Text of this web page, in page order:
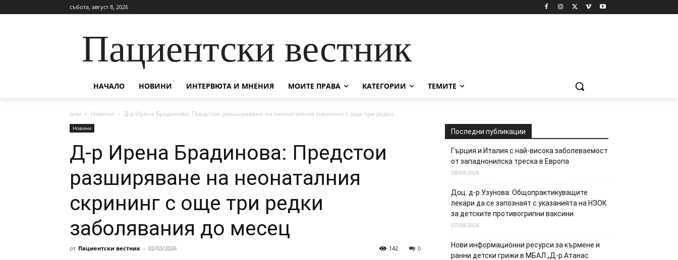
събота, август 8, 2026
Пациентски вестник
НАЧАЛО НОВИНИ ИНТЕРВЮТА И МНЕНИЯ МОИТЕ ПРАВА КАТЕГОРИИ ТЕМИТЕ
дом Новини Д-р Ирена Брадинова: Предстои разширяване на неонаталния скрининг с още три редки...
Новини
Д-р Ирена Брадинова: Предстои
разширяване на неонаталния
скрининг с още три редки
заболявания до месец
от Пациентски вестник - 02/03/2026 0
142
Последни публикации
Гърция и Италия с най-висока заболеваемост
от западнонилска треска в Европа
08/08/2026
Доц. д-р Узунова: Общопрактикуващите
лекари да се запознаят с указанията на НЗОК
за детските противогрипни ваксини
07/08/2026
Нови информационни ресурси за кърмене и
ранни детски грижи в МБАЛ „Д-р Атанас